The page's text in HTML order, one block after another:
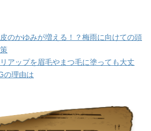
のかゆみが増える！？梅雨に向けての頭
アップを眉毛やまつ毛に塗っても大丈
の理由は